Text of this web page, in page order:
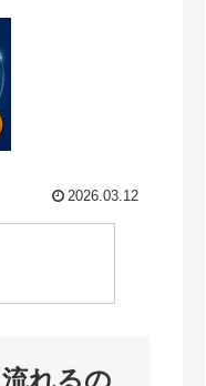
2026.03.12